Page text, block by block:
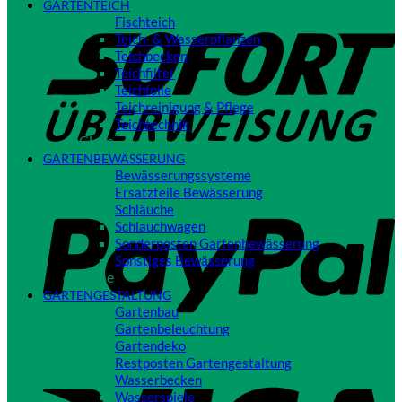
GARTENTEICH
Fischteich
Teich- & Wasserpflanzen
Teichbecken
Teichfilter
Teichfolie
Teichreinigung & Pflege
Teichtechnik
Close
GARTENBEWÄSSERUNG
Bewässerungssysteme
Ersatzteile Bewässerung
Schläuche
Schlauchwagen
Sonderposten Gartenbewässerung
Sonstiges Bewässerung
Close
GARTENGESTALTUNG
Gartenbau
Gartenbeleuchtung
Gartendeko
Restposten Gartengestaltung
Wasserbecken
Wasserspiele